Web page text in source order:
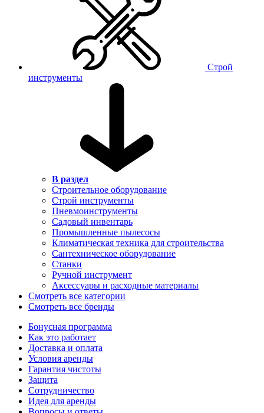
Строй
инструменты
В раздел
Строительное оборудование
Строй инструменты
Пневмоинструменты
Садовый инвентарь
Промышленные пылесосы
Климатическая техника для строительства
Сантехническое оборудование
Станки
Ручной инструмент
Аксессуары и расходные материалы
Смотреть все категории
Смотреть все бренды
Бонусная программа
Как это работает
Доставка и оплата
Условия аренды
Гарантия чистоты
Защита
Сотрудничество
Идея для аренды